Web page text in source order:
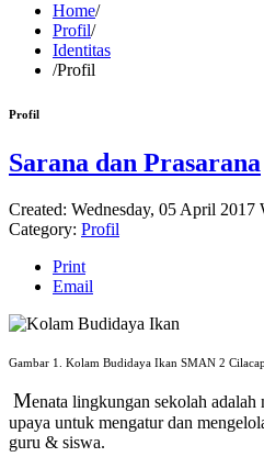
Home/
Profil/
Identitas
/Profil
Profil
Sarana dan Prasarana
Created: Wednesday, 05 April 2017
Category: Profil
Print
Email
Gambar 1. Kolam Budidaya Ikan SMAN 2 Cilacap
Menata lingkungan sekolah adalah
upaya untuk mengatur dan
guru & siswa.